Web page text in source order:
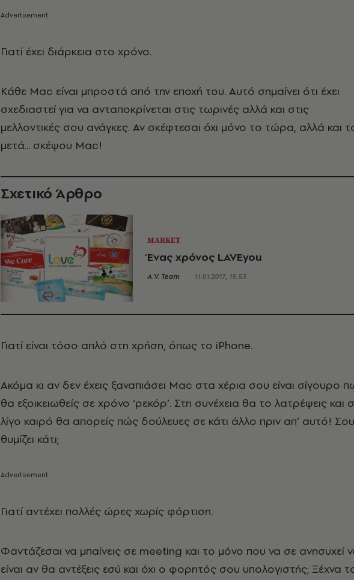
Γιατί έχει διάρκεια στο χρόνο.
Κάθε Mac είναι μπροστά από την εποχή του. Αυτό σημαίνει ότι έχει
σχεδιαστεί για να ανταποκρίνεται στις τωρινές αλλά και στις
μελλοντικές σου ανάγκες. Αν σκέφτεσαι όχι μόνο το τώρα, αλλά και
μετά... σκέψου Mac!
Σχετικό Άρθρο
MARKET
Ένας χρόνος LAVEyou
A.V. Team 11.01.2017, 15:53
Γιατί είναι τόσο απλό στη χρήση, όπως το iPhone.
Ακόμα κι αν δεν έχεις ξαναπιάσει Mac στα χέρια σου είναι σίγουρο
θα εξοικειωθείς σε χρόνο ‘ρεκόρ’. Στη συνέχεια θα το λατρέψεις και
λίγο καιρό θα απορείς πώς δούλευες σε κάτι άλλο πριν απ’ αυτό! Σου
θυμίζει κάτι;
Γιατί αντέχει πολλές ώρες χωρίς φόρτιση.
Φαντάζεσαι να μπαίνεις σε meeting και το μόνο που να σε ανησυχεί
είναι αν θα αντέξεις εσύ και όχι ο φορητός σου υπολογιστής; Ξέχνα